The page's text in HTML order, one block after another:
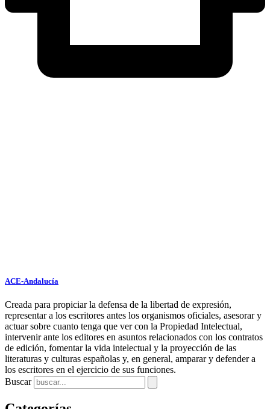
ACE-Andalucía
Creada para propiciar la defensa de la libertad de expresión,
representar a los escritores antes los organismos oficiales, asesorar y
actuar sobre cuanto tenga que ver con la Propiedad Intelectual,
intervenir ante los editores en asuntos relacionados con los contratos
de edición, fomentar la vida intelectual y la proyección de las
literaturas y culturas españolas y, en general, amparar y defender a
los escritores en el ejercicio de sus funciones.
Buscar